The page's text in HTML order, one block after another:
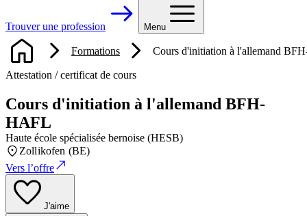
Trouver une profession Menu
Formations Cours d'initiation à l'allemand
Attestation / certificat de cours
Cours d'initiation à l'allemand BFH-
HAFL
Haute école spécialisée bernoise (HESB)
Zollikofen (BE)
Vers l’offre
J'aime